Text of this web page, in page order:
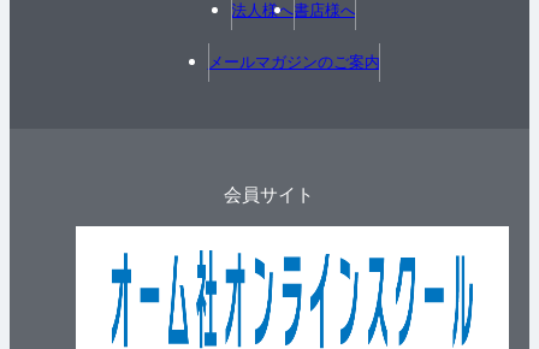
法人様へ書店様へ
メールマガジンのご案内
会員サイト